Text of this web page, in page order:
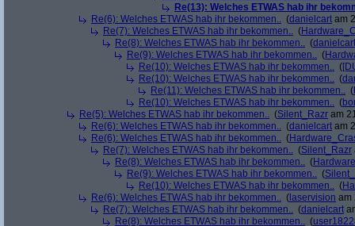
Re(13): Welches ETWAS hab ihr
Re(6): Welches ETWAS hab ihr bekommen.. (danielcart am
Re(7): Welches ETWAS hab ihr bekommen.. (
Re(8): Welches ETWAS hab ihr bekommen.. (danielcart
Re(9): Welches ETWAS hab ihr bekommen.. (
Re(10): Welches ETWAS hab ihr bekommen.. (
Re(10): Welches ETWAS hab ihr bekommen.. (
Re(11): Welches ETWAS hab ihr bekommen.. (
Re(10): Welches ETWAS hab ihr bekommen.. (
Re(5): Welches ETWAS hab ihr bekommen.. (Silent_Razr am
Re(6): Welches ETWAS hab ihr bekommen.. (danielcart am
Re(6): Welches ETWAS hab ihr bekommen.. (
Re(7): Welches ETWAS hab ihr bekommen.. (Silent_Razr
Re(8): Welches ETWAS hab ihr bekommen.. (
Re(9): Welches ETWAS hab ihr bekommen.. (
Re(10): Welches ETWAS hab ihr bekommen.. (
Re(6): Welches ETWAS hab ihr bekommen.. ( laservision am
Re(7): Welches ETWAS hab ihr bekommen.. (danielcart
Re(8): Welches ETWAS hab ihr bekommen.. (